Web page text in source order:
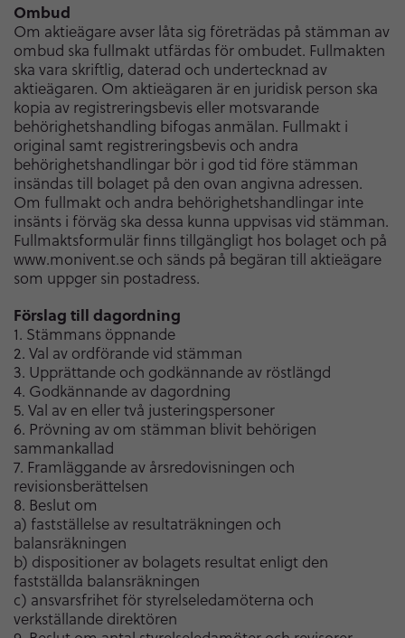
Ombud
Om aktieägare avser låta sig företrädas på stämman av
ombud ska fullmakt utfärdas för ombudet. Fullmakten
ska vara skriftlig, daterad och undertecknad av
aktieägaren. Om aktieägaren är en juridisk person ska
kopia av registreringsbevis eller motsvarande
behörighetshandling bifogas anmälan. Fullmakt i
original samt registreringsbevis och andra
behörighetshandlingar bör i god tid före stämman
insändas till bolaget på den ovan angivna adressen.
Om fullmakt och andra behörighetshandlingar inte
insänts i förväg ska dessa kunna uppvisas vid stämman.
Fullmaktsformulär finns tillgängligt hos bolaget och på
www.monivent.se och sänds på begäran till aktieägare
som uppger sin postadress.
Förslag till dagordning
1. Stämmans öppnande
2. Val av ordförande vid stämman
3. Upprättande och godkännande av röstlängd
4. Godkännande av dagordning
5. Val av en eller två justeringspersoner
6. Prövning av om stämman blivit behörigen
sammankallad
7. Framläggande av årsredovisningen och
revisionsberättelsen
8. Beslut om
a) fastställelse av resultaträkningen och
balansräkningen
b) dispositioner av bolagets resultat enligt den
fastställda balansräkningen
c) ansvarsfrihet för styrelseledamöterna och
verkställande direktören